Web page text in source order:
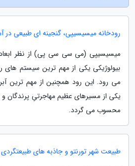
رودخانه میسیسیپی، گنجینه ای طبیعی در
میسیسیپی (می سی سی پی) از نظر
بیولوژیکی یکی از مهم ترین سیستم های
می رود. این رود همچنین از مهم ترین
یکی از مسیرهای عظیم مهاجرتیِ پرندگان
محسوب می گردد.
طبیعت شهر تورنتو و جاذبه های طبیعتگردی